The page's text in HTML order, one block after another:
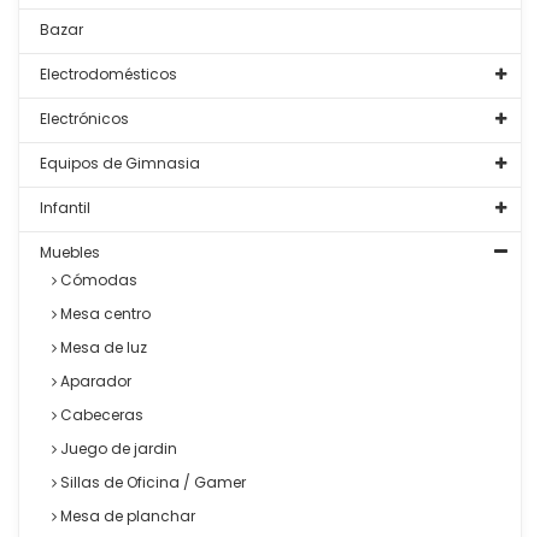
Bazar
Electrodomésticos
Electrónicos
Equipos de Gimnasia
Infantil
Muebles
Cómodas
Mesa centro
Mesa de luz
Aparador
Cabeceras
Juego de jardin
Sillas de Oficina / Gamer
Mesa de planchar